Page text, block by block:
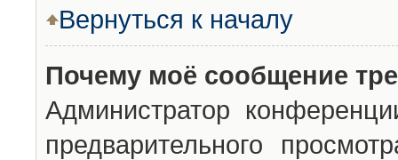
Вернуться к началу
Почему моё сообщение
Администратор
предварительного